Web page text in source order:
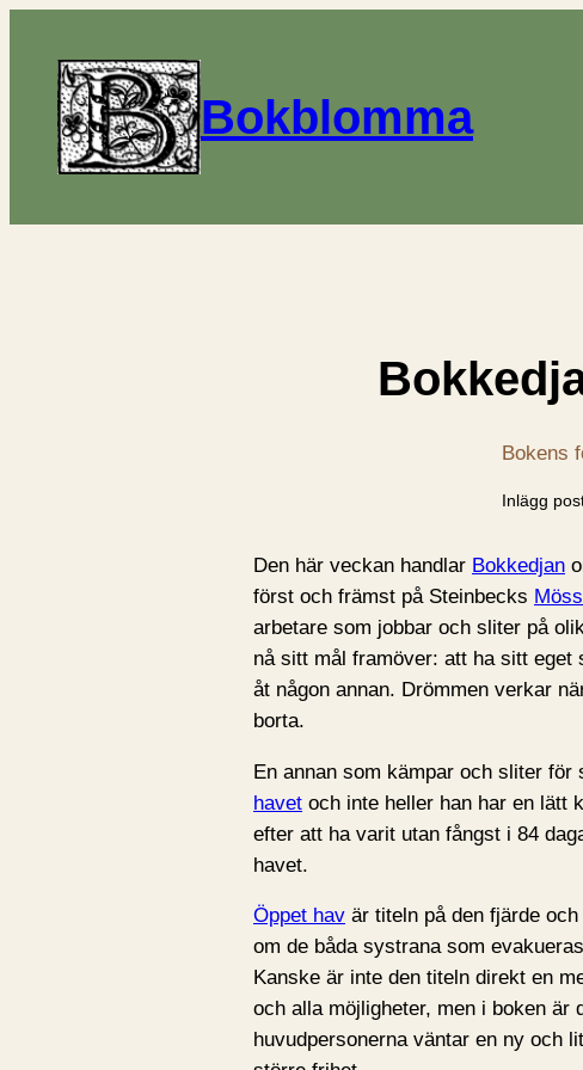
Bokblomma
Bokens
Inlägg
Den här veckan handlar Bokkedjan
först och främst på Steinbecks
arbetare som jobbar och sliter på
nå sitt mål framöver: att ha sitt eget
åt någon annan. Drömmen verkar
borta.
En annan som kämpar och sliter för
havet och inte heller han har en lätt
efter att ha varit utan fångst i 84
havet.
Öppet hav är titeln på den fjärde
om de båda systrana som
Kanske är inte den titeln direkt en
och alla möjligheter, men i boken är
huvudpersonerna väntar en ny och